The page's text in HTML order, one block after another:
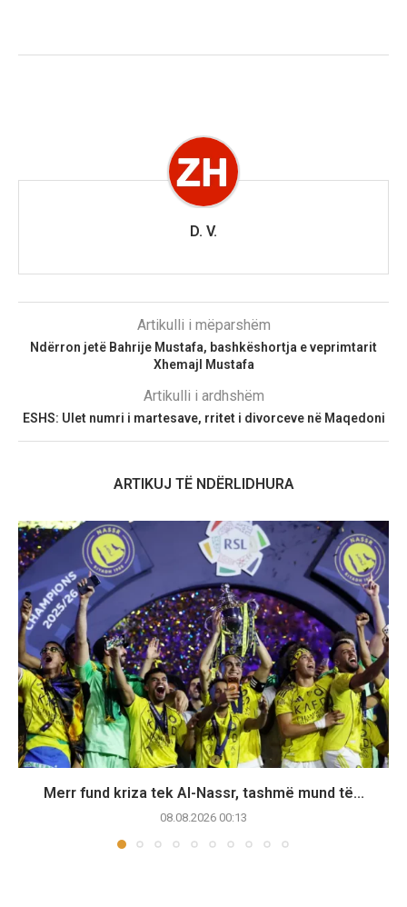
D. V.
Artikulli i mëparshëm
Ndërron jetë Bahrije Mustafa, bashkëshortja e veprimtarit
Xhemajl Mustafa
Artikulli i ardhshëm
ESHS: Ulet numri i martesave, rritet i divorceve në Maqedoni
ARTIKUJ TË NDËRLIDHURA
Merr fund kriza tek Al-Nassr, tashmë mund të...
08.08.2026 00:13